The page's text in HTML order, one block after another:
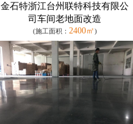
金石特浙江台州联特科技有限公
司车间老地面改造
(施工面积： 2400㎡)